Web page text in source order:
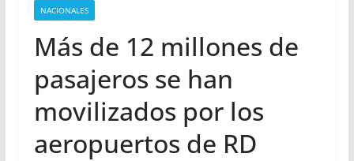
NACIONALES
Más de 12 millones de
pasajeros se han
movilizados por los
aeropuertos de RD